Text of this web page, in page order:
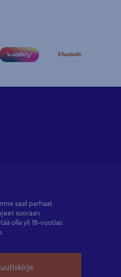
saat parhaat
suoraan
olla yli 18-vuotias